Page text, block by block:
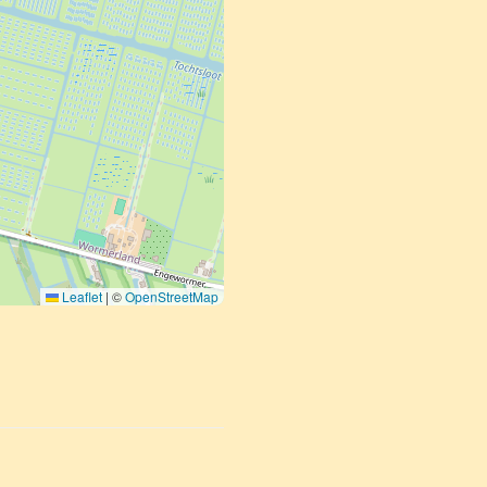
Leaflet | ©OpenStreetMap